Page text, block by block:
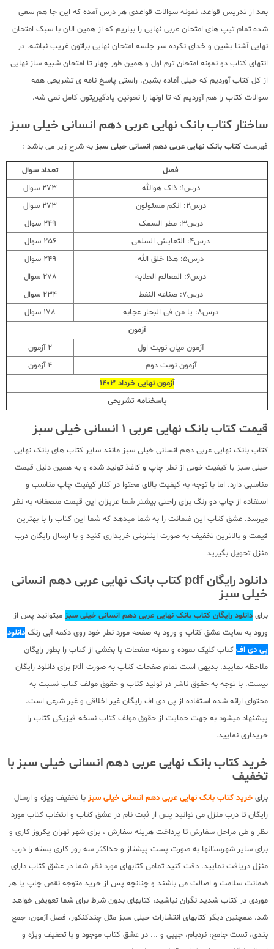
بعد از تدریس قواعد، نمونه سوالات قواعدی هر درس آمده که این جا هم سعی
شده تمام تیپ های امتحان عربی نهایی را بیاریم که از همین الان با سبک امتحان
نهایی آشنا بشین و خدای نکرده سر جلسه امتحان نهایی براتون غریب نباشه. در
انتهای کتاب دو نمونه امتحان ترم اول و همین طور چهار تا امتحان شبیه ساز نهایی
از کل کتاب آوردیم که خیلی آماده بشین. راستی پاسخ نامه ی تشریحی همه
سوالات کتاب را هم آوردیم که تا اونها را نخونین یادگیریتون کامل نمی شه.
ساختار کتاب بانک نهایی عربی دهم انسانی خیلی سبز
فهرست کتاب بانک نهایی عربی دهم انسانی خیلی سبز به شرح زیر می باشد :
فصل
تعداد سوال
درس1: ذاک هوالله
273 سوال
درس2: انکم مسئولون
273 سوال
درس3: مطر السمک
249 سوال
درس4: التعایش السلمی
256 سوال
درس5: هذا خلق الله
249 سوال
درس6: المعالم الحلابه
278 سوال
درس7: صناعه النفط
234 سوال
درس8: یا من فی البحار عجابه
178 سوال
آزمون
آزمون میان نوبت اول
2 آزمون
آزمون نوبت دوم
4 آزمون
آزمون نهایی خرداد 1403
پاسخنامه تشریحی
قیمت کتاب بانک نهایی عربی 1 انسانی خیلی سبز
کتاب بانک نهایی عربی دهم انسانی خیلی سبز مانند سایر کتاب های بانک نهایی
خیلی سبز با کیفیت خوبی از نظر چاپ و کاغذ تولید شده و به همین دلیل قیمت
مناسبی دارد. اما با توجه به کیفیت بالای محتوا در کنار کیفیت چاپ مناسب و
استفاده از چاپ دو رنگ برای راحتی بیشتر شما عزیزان این قیمت منصفانه به نظر
میرسد. عشق کتاب این ضمانت را به شما میدهد که شما این کتاب را با بهترین
قیمت و بالاترین تخفیف به صورت اینترنتی خریداری کنید و با ارسال رایگان درب
منزل تحویل بگیرید
دانلود رایگان pdf کتاب بانک نهایی عربی دهم انسانی
خیلی سبز
برای دانلود رایگان کتاب بانک نهایی عربی دهم انسانی خیلی سبز میتوانید پس از
ورود به سایت عشق کتاب و ورود به صفحه مورد نظر خود روی دکمه آبی رنگ دانلود
پی دی اف کتاب کلیک نموده و نمونه صفحات با بخشی از کتاب را بطور رایگان
ملاحظه نمایید. بدیهی است تمام صفحات کتاب به صورت pdf برای دانلود رایگان
نیست. با توجه به حقوق ناشر در تولید کتاب و حقوق مولف کتاب نسبت به
محتوای ارائه شده استفاده از پی دی اف رایگان غیر اخلاقی و غیر شرعی است.
پیشنهاد میشود به جهت حمایت از حقوق مولف کتاب نسخه فیزیکی کتاب را
خریداری نمایید.
خرید کتاب بانک نهایی عربی دهم انسانی خیلی سبز با
تخفیف
برای خرید کتاب بانک نهایی عربی دهم انسانی خیلی سبز با تخفیف ویژه و ارسال
رایگان تا درب منزل می توانید پس از ثبت نام در عشق کتاب و انتخاب کتاب مورد
نظر و طی مراحل سفارش تا پرداخت هزینه سفارش ، برای شهر تهران یکروز کاری و
برای سایر شهرستانها به صورت پست پیشتاز و حداکثر سه روز کاری بسته را درب
منزل دریافت نمایید. دقت کنید تمامی کتابهای مورد نظر شما در عشق کتاب دارای
ضمانت سلامت و اصالت می باشند و چنانچه پس از خرید متوجه نقص چاپ یا هر
موردی در کتاب شدید نگران نباشید، کتابهای بدون شرط برای شما تعویض خواهد
شد. همچنین دیگر کتابهای انتشارات خیلی سبز مثل چندکنکور، فصل آزمون، جمع
بندی، تست جامع، نردبام، جیبی و ... در عشق کتاب موجود و با تخفیف ویژه و